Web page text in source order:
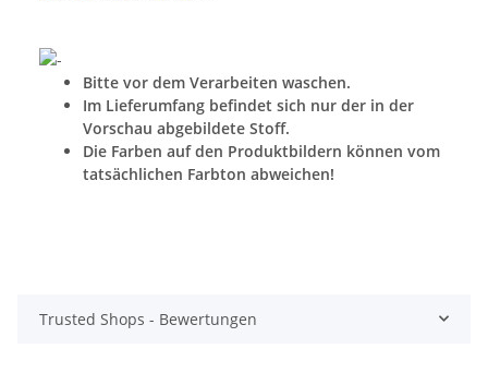
Bitte vor dem Verarbeiten waschen.
Im Lieferumfang befindet sich nur der in der
Vorschau abgebildete Stoff.
Die Farben auf den Produktbildern können vom
tatsächlichen Farbton abweichen!
Trusted Shops - Bewertungen